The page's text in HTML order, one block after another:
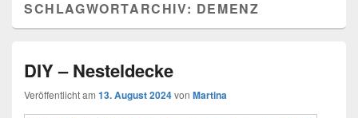
SCHLAGWORTARCHIV: DEMENZ
DIY – Nesteldecke
Veröffentlicht am 13. August 2024von Martina